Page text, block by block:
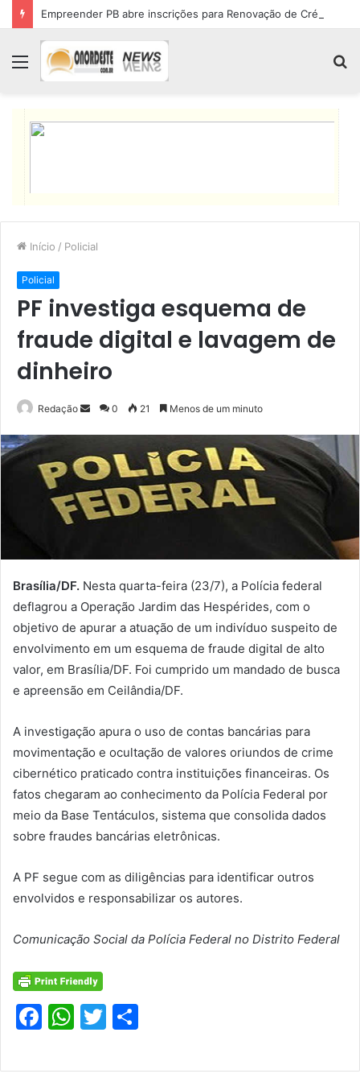
Menu
Início / Policial
Policial
PF investiga esquema de
fraude digital e lavagem de
dinheiro
Redação
Mande
mail
0 21 Menos de um minuto
Brasília/DF. Nesta quarta-feira (23/7), a Polícia federal
deflagrou a Operação Jardim das Hespérides, com o
objetivo de apurar a atuação de um indivíduo suspeito de
envolvimento em um esquema de fraude digital de alto
valor, em Brasília/DF. Foi cumprido um mandado de busca
e apreensão em Ceilândia/DF.
A investigação apura o uso de contas bancárias para
movimentação e ocultação de valores oriundos de crime
cibernético praticado contra instituições financeiras. Os
fatos chegaram ao conhecimento da Polícia Federal por
meio da Base Tentáculos, sistema que consolida dados
sobre fraudes bancárias eletrônicas.
A PF segue com as diligências para identificar outros
envolvidos e responsabilizar os autores.
Comunicação Social da Polícia Federal no Distrito Federal
F
c
W
at
T
itt ar